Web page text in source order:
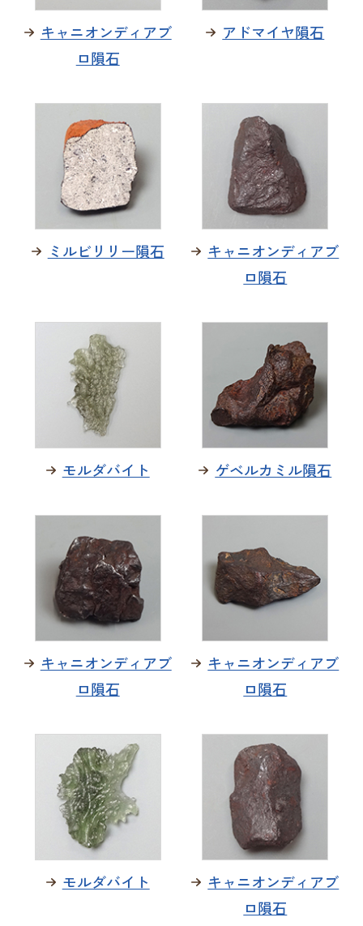
キャニオンディアブ
ロ隕石
アドマイヤ隕石
ミルビリリー隕石
キャニオンディアブ
ロ隕石
モルダバイト ゲベルカミル隕石
キャニオンディアブ
ロ隕石
キャニオンディアブ
ロ隕石
モルダバイト
キャニオンディアブ
ロ隕石